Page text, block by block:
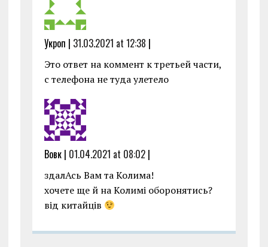
Укроп | 31.03.2021 at 12:38 |
Это ответ на коммент к третьей части,
с телефона не туда улетело
Вовк | 01.04.2021 at 08:02|
здалАсь Вам та Колима!
хочете ще й на Колимі оборонятись?
від китайців